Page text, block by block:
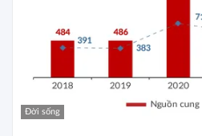
Đời sống